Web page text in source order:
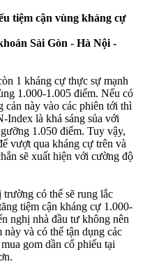
tiệm cận vùng kháng cự
Sài Gòn - Hà Nội -
1 kháng cự thực sự mạnh
1.000-1.005 điểm. Nếu có
cản này vào các phiên tới thì
Index là khá sáng sủa với
1.050 điểm. Tuy vậy,
vượt qua kháng cự trên và
sẽ xuất hiện với cường độ
có thể sẽ rung lắc
tiệm cận kháng cự 1.000-
nghị nhà đầu tư không nên
và có thể tận dụng các
gom dần cổ phiếu tại